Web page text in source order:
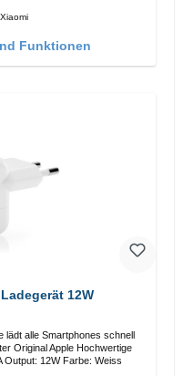
Xiaomi
Funktionen
12W
lädt alle Smartphones schnell
Verarbeitung Anschlüsse: USB-A Output: 12W Farbe: Weiss